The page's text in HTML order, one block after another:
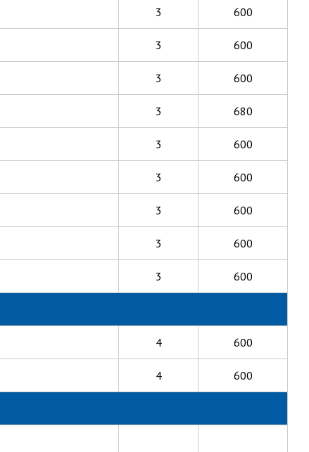
3 600
3 600
3 600
3 680
3 600
3 600
3 600
3 600
3 600
4 600
4 600